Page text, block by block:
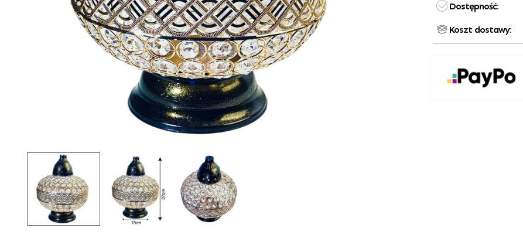
Dostępność:
Koszt dostawy: